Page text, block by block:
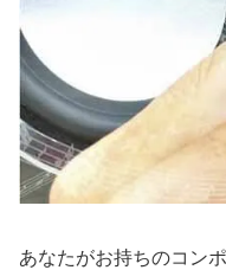
あなたがお持ちのコン